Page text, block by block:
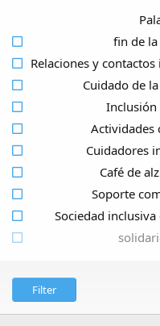
fin de
Relaciones y
Cuidado de
Inclusión
Actividades
Cuidadores
Café de
Soporte
Sociedad
Filter